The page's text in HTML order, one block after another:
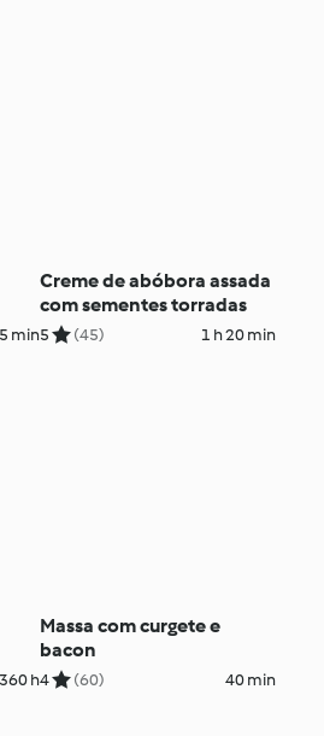
min
Creme de abóbora assada
com sementes torradas
5 (45) 1 h 20 min
360 h
Massa com curgete e
bacon
4 (60) 40 min